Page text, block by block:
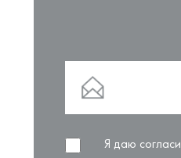
Я даю